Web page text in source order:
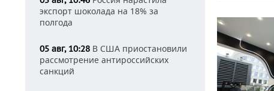
экспорт шоколада на 18% за
полгода
05 авг, 10:28 В США приостановили
рассмотрение антироссийских
санкций